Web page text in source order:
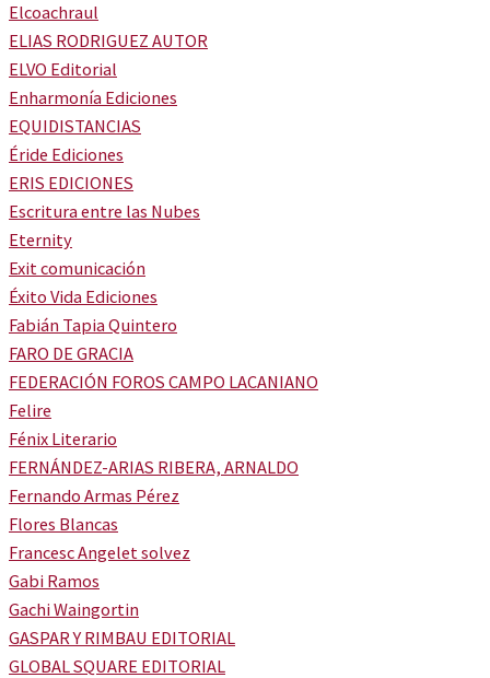
Elcoachraul
ELIAS RODRIGUEZ AUTOR
ELVO Editorial
Enharmonía Ediciones
EQUIDISTANCIAS
Éride Ediciones
ERIS EDICIONES
Escritura entre las Nubes
Eternity
Exit comunicación
Éxito Vida Ediciones
Fabián Tapia Quintero
FARO DE GRACIA
FEDERACIÓN FOROS CAMPO LACANIANO
Felire
Fénix Literario
FERNÁNDEZ-ARIAS RIBERA, ARNALDO
Fernando Armas Pérez
Flores Blancas
Francesc Angelet solvez
Gabi Ramos
Gachi Waingortin
GASPAR Y RIMBAU EDITORIAL
GLOBAL SQUARE EDITORIAL